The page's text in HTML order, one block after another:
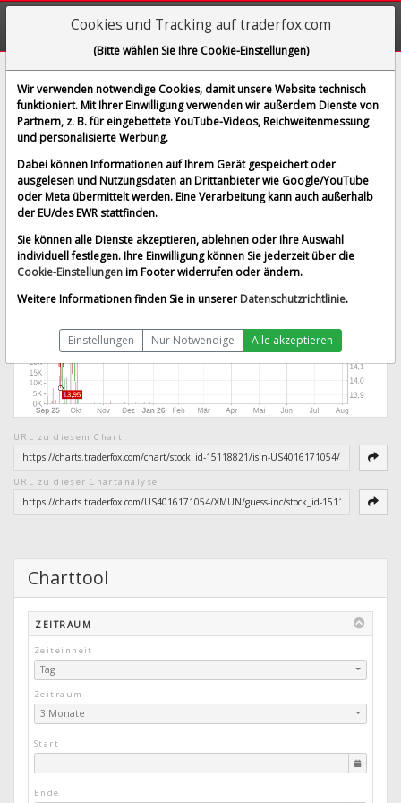
Guess ? Inc.
[GU9 | WKN 902204 | ISIN US4016171054]
14,300 € -1,04 %
Echtzeit-Aktienkurs vom 22.01.2026 um 16:13 Uhr
gettex Splitbereinigt
URL zu diesem Chart
URL zu dieser Chartanalyse
Charttool
ZEITRAUM
Zeiteinheit
Tag
Zeitraum
3 Monate
Start
Ende
Cookies und Tracking auf traderfox.com
(Bitte wählen Sie Ihre Cookie-Einstellungen)
Wir verwenden notwendige Cookies, damit unsere Website technisch
funktioniert. Mit Ihrer Einwilligung verwenden wir außerdem Dienste von
Partnern, z. B. für eingebettete YouTube-Videos, Reichweitenmessung
und personalisierte Werbung.
Dabei können Informationen auf Ihrem Gerät gespeichert oder
ausgelesen und Nutzungsdaten an Drittanbieter wie Google/YouTube
oder Meta übermittelt werden. Eine Verarbeitung kann auch außerhalb
der EU/des EWR stattfinden.
Sie können alle Dienste akzeptieren, ablehnen oder Ihre Auswahl
individuell festlegen. Ihre Einwilligung können Sie jederzeit über die
Cookie-Einstellungenim Footer widerrufen oder ändern.
Weitere Informationen finden Sie in unserer Datenschutzrichtlinie.
Einstellungen Nur Notwendige Alle akzeptieren